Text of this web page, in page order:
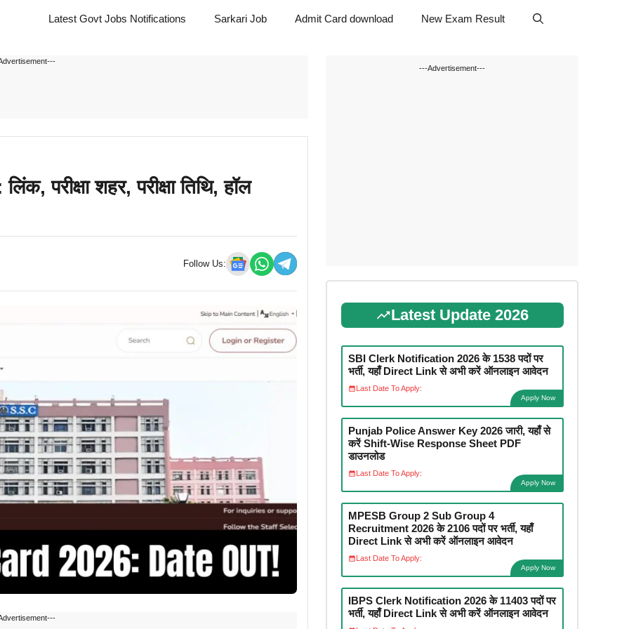
Latest Govt Jobs Notifications Sarkari Job Admit Card download New Exam Result
शहर, परीक्षा तिथि, हॉल
Follow Us:
---Advertisement---
Latest Update 2026
SBI Clerk Notification 2026 के 1538 पदों पर
भर्ती, यहाँ Direct Link से अभी करें ऑनलाइन आवेदन
Last Date To Apply:
Apply Now
Punjab Police Answer Key 2026 जारी, यहाँ से
करें Shift-Wise Response Sheet PDF
डाउनलोड
Last Date To Apply:
Apply Now
MPESB Group 2 Sub Group 4
Recruitment 2026 के 2106 पदों पर भर्ती, यहाँ
Direct Link से अभी करें ऑनलाइन आवेदन
Last Date To Apply:
Apply Now
IBPS Clerk Notification 2026 के 11403 पदों पर
भर्ती, यहाँ Direct Link से अभी करें ऑनलाइन आवेदन